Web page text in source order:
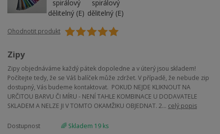
Ohodnotit produkt
Zipy
Zipy objednáváme každý pátek dopoledne a v úterý jsou skladem!
Počítejte tedy, že se Váš balíček může zdržet. V případě, že nebude zip
dostupný, Vás budeme kontaktovat. POKUD NEJDE KLIKNOUT NA
URČITOU BARVU ČI MÍRU - NENÍ TAHLE KOMBINACE U DODAVATELE
SKLADEM A NELZE JI V TOMTO OKAMŽIKU OBJEDNAT. 2... celý popis
Dostupnost
🌈 Skladem 19 ks